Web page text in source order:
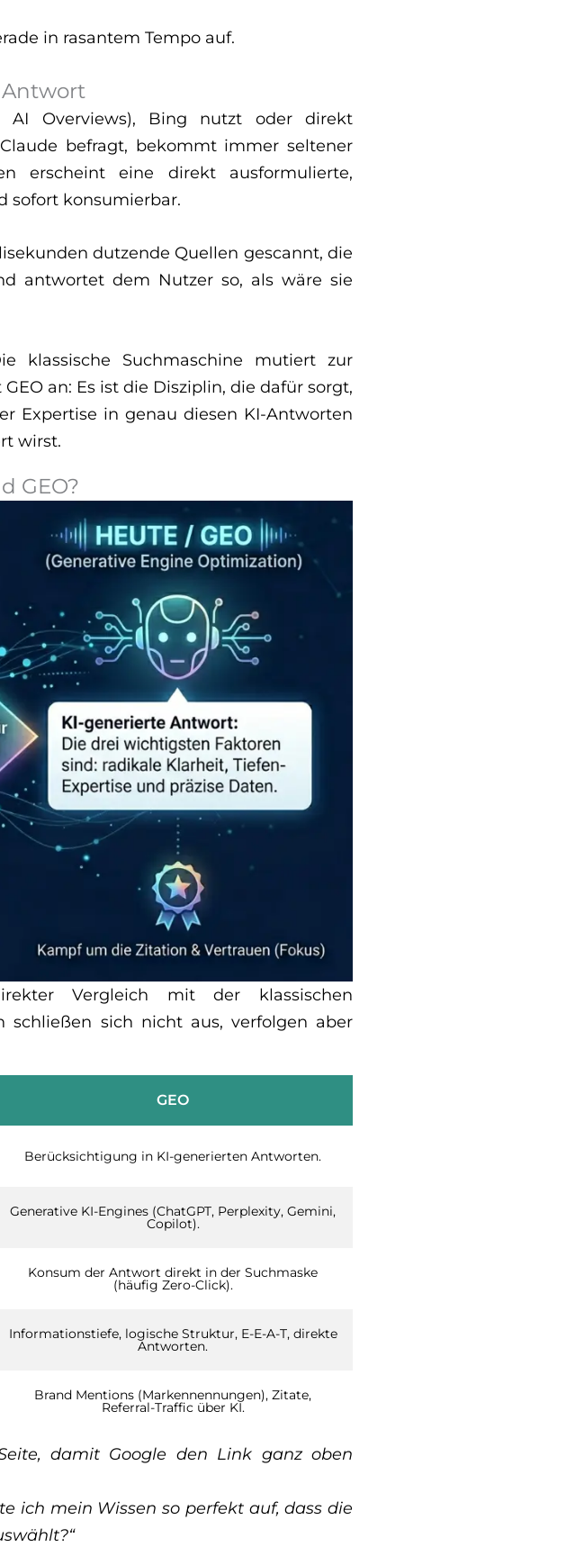
in rasantem Tempo auf.
AI Overviews), Bing nutzt oder direkt
befragt, bekommt immer seltener
erscheint eine direkt ausformulierte,
sofort konsumierbar.
dutzende Quellen gescannt, die
antwortet dem Nutzer so, als wäre sie
klassische Suchmaschine mutiert zur
an: Es ist die Disziplin, die dafür sorgt,
Expertise in genau diesen KI-Antworten
wirst.
GEO?
Vergleich mit der klassischen
schließen sich nicht aus, verfolgen aber
GEO
Berücksichtigung in KI-generierten Antworten.
Generative KI-Engines (ChatGPT, Perplexity, Gemini,
Copilot).
Konsum der Antwort direkt in der Suchmaske
(häufig Zero-Click).
Informationstiefe, logische Struktur, E-E-A-T, direkte
Antworten.
Brand Mentions (Markennennungen), Zitate,
Referral-Traffic über KI.
damit Google den Link ganz oben
ich mein Wissen so perfekt auf, dass die